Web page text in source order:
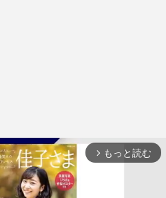
arrow_forward_ios もっと読む